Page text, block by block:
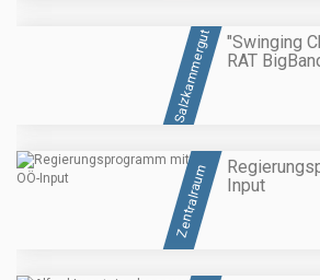
Salzkammergut
"Swinging
RAT
Zentralraum
Input